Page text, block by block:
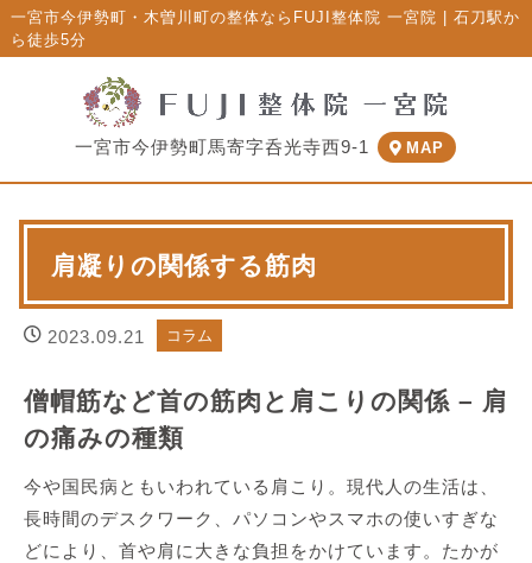
一宮市今伊勢町・木曽川町の整体ならFUJI整体院 一宮院 | 石刀駅か
ら徒歩5分
一宮市今伊勢町馬寄字呑光寺西9-1 MAP
肩凝りの関係する筋肉
2023.09.21 コラム
僧帽筋など首の筋肉と肩こりの関係 – 肩
の痛みの種類
今や国民病ともいわれている肩こり。現代人の生活は、
長時間のデスクワーク、パソコンやスマホの使いすぎな
どにより、首や肩に大きな負担をかけています。たかが